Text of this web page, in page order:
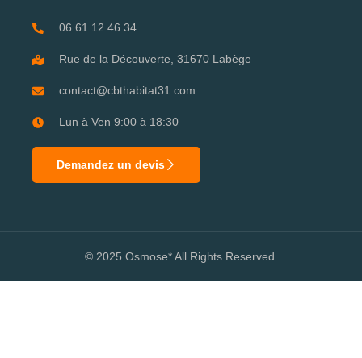
06 61 12 46 34
Rue de la Découverte, 31670 Labège
contact@cbthabitat31.com
Lun à Ven 9:00 à 18:30
Demandez un devis
© 2025 Osmose* All Rights Reserved.